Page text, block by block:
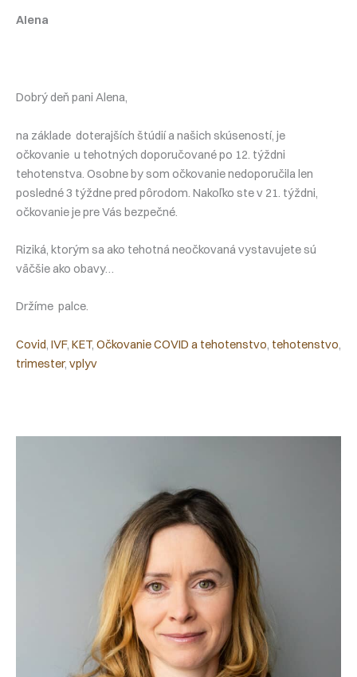
Alena
Dobrý deň pani Alena,
na základe doterajších štúdií a našich skúseností, je
očkovanie u tehotných doporučované po 12. týždni
tehotenstva. Osobne by som očkovanie nedoporučila len
posledné 3 týždne pred pôrodom. Nakoľko ste v 21. týždni,
očkovanie je pre Vás bezpečné.
Riziká, ktorým sa ako tehotná neočkovaná vystavujete sú
väčšie ako obavy…
Držíme palce.
Covid, IVF, KET, Očkovanie COVID a tehotenstvo, tehotenstvo
trimester, vplyv